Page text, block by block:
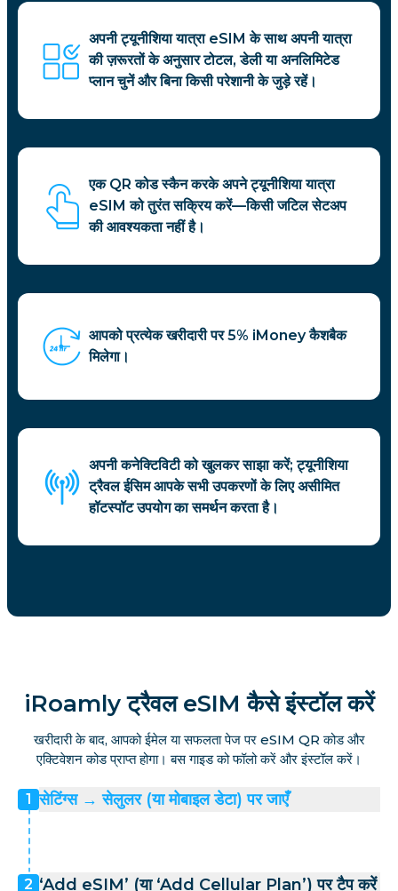
अपनी ट्यूनीशिया यात्रा eSIM के साथ अपनी यात्रा
की ज़रूरतों के अनुसार टोटल, डेली या अनलिमिटेड
प्लान चुनें और बिना किसी परेशानी के जुड़े रहें।
एक QR कोड स्कैन करके अपने ट्यूनीशिया यात्रा
eSIM को तुरंत सक्रिय करें—किसी जटिल सेटअप
की आवश्यकता नहीं है।
आपको प्रत्येक खरीदारी पर 5% iMoney कैशबैक
मिलेगा।
अपनी कनेक्टिविटी को खुलकर साझा करें; ट्यूनीशिया
ट्रैवल ईसिम आपके सभी उपकरणों के लिए असीमित
हॉटस्पॉट उपयोग का समर्थन करता है।
iRoamly ट्रैवल eSIM कैसे इंस्टॉल करें
खरीदारी के बाद, आपको ईमेल या सफलता पेज पर eSIM QR कोड और
एक्टिवेशन कोड प्राप्त होगा। बस गाइड को फॉलो करें और इंस्टॉल करें।
1 सेटिंग्स → सेलुलर (या मोबाइल डेटा) पर जाएँ
2 ‘Add eSIM’ (या ‘Add Cellular Plan’) पर टैप करें